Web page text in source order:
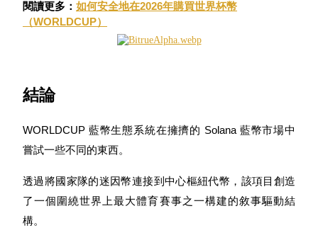
閱讀更多： 如何安全地在2026年購買世界杯幣
（WORLDCUP）
結論
WORLDCUP 藍幣生態系統在擁擠的 Solana 藍幣市場中
嘗試一些不同的東西。
透過將國家隊的迷因幣連接到中心樞紐代幣，該項目創造
了一個圍繞世界上最大體育賽事之一構建的敘事驅動結
構。